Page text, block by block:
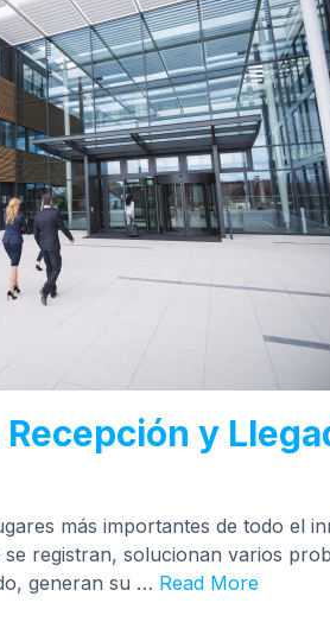
y
más importantes de todo el
registran, solucionan varios
generan su … Read More